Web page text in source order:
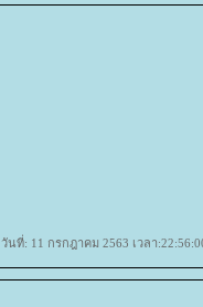
วันที่: 11 กรกฎาคม 2563 เวลา